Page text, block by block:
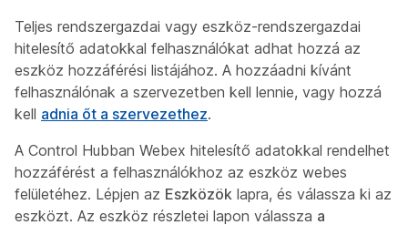
Teljes rendszergazdai vagy eszköz-rendszergazdai
hitelesítő adatokkal felhasználókat adhat hozzá az
eszköz hozzáférési listájához. A hozzáadni kívánt
felhasználónak a szervezetben kell lennie, vagy hozzá
kell adnia őt a szervezethez.
A Control Hubban Webex hitelesítő adatokkal rendelhet
hozzáférést a felhasználókhoz az eszköz webes
felületéhez. Lépjen az Eszközök lapra, és válassza ki az
eszközt. Az eszköz részletei lapon válassza a